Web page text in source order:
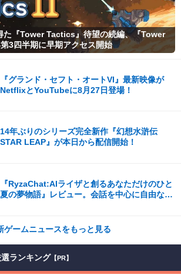
た『Tower Tactics』待望の続編、『Tower
3四半期に早期アクセス開始
『グランド・セフト・オートVI』最新映像が
NetflixとYouTubeに8月27日登場！
14年ぶりのシリーズ完全新作『幻想水滸伝
STAR LEAP』が本日から配信開始！
『RyzaChat:AIライザと創るあなただけのひと
夏の夢物語』レビュー。会話を中心に自由な冒
ゲームニュースをもっと見る
ランキング 【PR】